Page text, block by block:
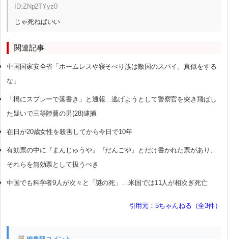
ID:ZNp2TYyz0
じゃ死ねばいい
関連記事
中国国家安全省「ホームレスや寝そべり族は敵国のスパイ。真似をする
な」
「橋にスプレーで落書き」と通報…逃げようとして警察官を突き飛ばし
た疑いで三等陸曹の男(28)逮捕
在日が20歳女性を殺害してから今日で10年
有効票の中に『まんじゅうや』『だんごや』とだけ書かれた票があり、
それらを無効票として扱うべき
中国でも科学者9人が次々と「謎の死」…米国では11人が相次ぎ死亡
引用元：5ちゃんねる（全3件）